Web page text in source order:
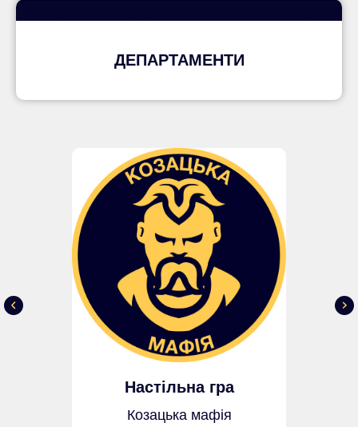
ДЕПАРТАМЕНТИ
Настільна гра
Козацька мафія